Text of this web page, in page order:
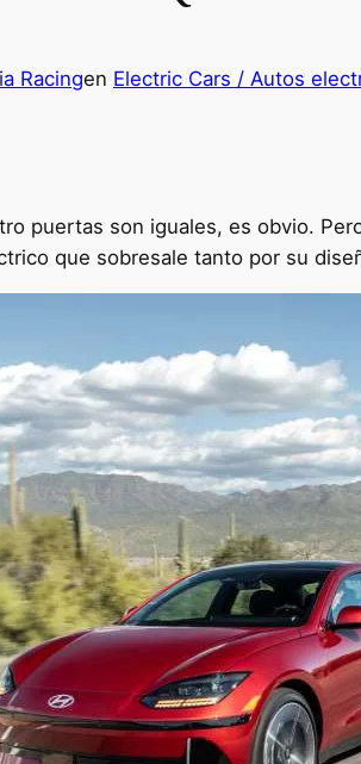
Racingen Electric Cars / Autos
puertas son iguales, es obvio.
que sobresale tanto por su